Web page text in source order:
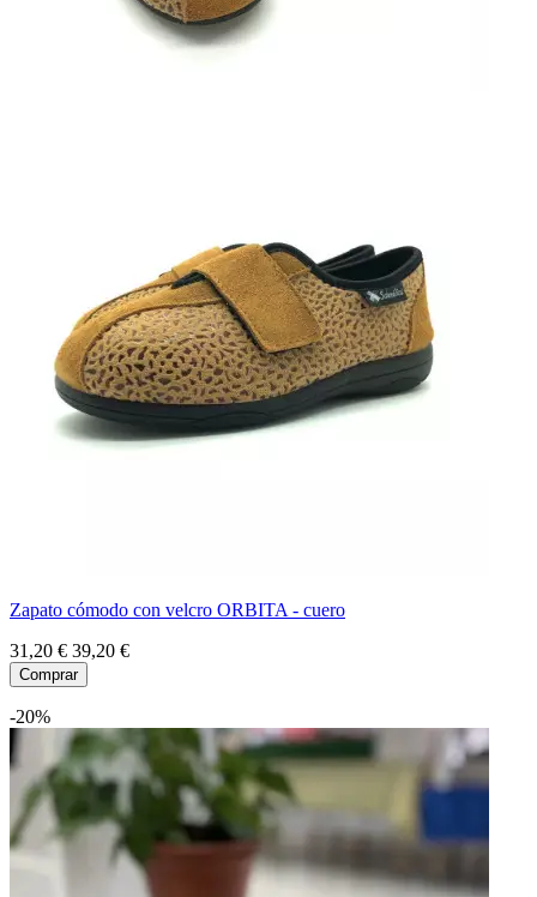
Zapato cómodo con velcro ORBITA - cuero
31,20 € 39,20 €
Comprar
-20%